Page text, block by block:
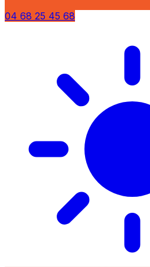
04 68 25 45 68